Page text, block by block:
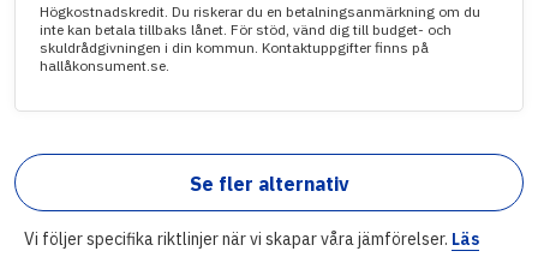
Högkostnadskredit. Du riskerar du en betalningsanmärkning om du
inte kan betala tillbaks lånet. För stöd, vänd dig till budget- och
skuldrådgivningen i din kommun. Kontaktuppgifter finns på
hallåkonsument.se.
Se fler alternativ
Vi följer specifika riktlinjer när vi skapar våra jämförelser. Läs